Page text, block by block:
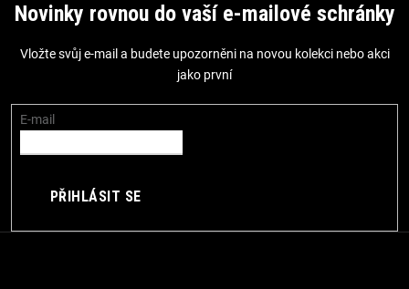
Novinky rovnou do vaší e-mailové schránky
Vložte svůj e-mail a budete upozorněni na novou kolekci nebo akci
jako první
E-mail
PŘIHLÁSIT SE